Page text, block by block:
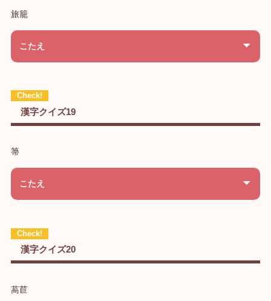
旅籠
こたえ
漢字クイズ19
箒
こたえ
漢字クイズ20
萵苣